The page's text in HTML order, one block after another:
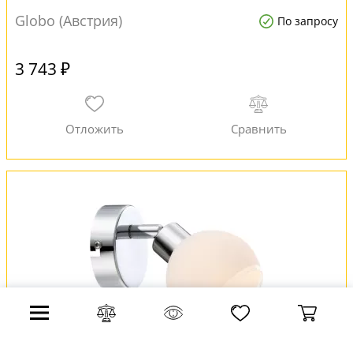
Globo (Австрия) По запросу
3 743 ₽